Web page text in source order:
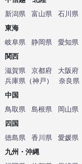
新潟県
富山県 石川県
東海
岐阜県
静岡県 愛知県
関西
滋賀県
京都府 大阪府
兵庫県 （神戸） 奈良県
中国
鳥取県
島根県 岡山県
四国
徳島県
香川県 愛媛県
九州・沖縄